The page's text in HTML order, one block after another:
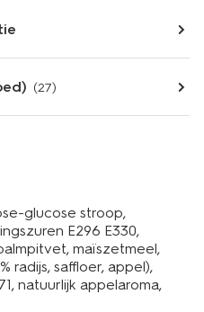
(27)
glucose stroop,
E296 E330,
maïszetmeel,
radijs, saffloer, appel),
natuurlijk appelaroma,